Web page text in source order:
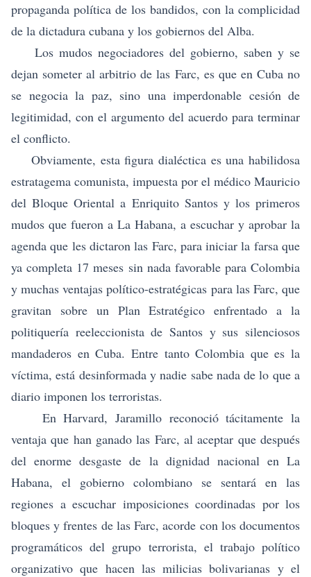
propaganda política de los bandidos, con la complicidad
de la dictadura cubana y los gobiernos del Alba.
Los mudos negociadores del gobierno, saben y se
dejan someter al arbitrio de las Farc, es que en Cuba no
se negocia la paz, sino una imperdonable cesión de
legitimidad, con el argumento del acuerdo para terminar
el conflicto.
Obviamente, esta figura dialéctica es una habilidosa
estratagema comunista, impuesta por el médico Mauricio
del Bloque Oriental a Enriquito Santos y los primeros
mudos que fueron a La Habana, a escuchar y aprobar la
agenda que les dictaron las Farc, para iniciar la farsa que
ya completa 17 meses sin nada favorable para Colombia
y muchas ventajas político-estratégicas para las Farc, que
gravitan sobre un Plan Estratégico enfrentado a la
politiquería reeleccionista de Santos y sus silenciosos
mandaderos en Cuba. Entre tanto Colombia que es la
víctima, está desinformada y nadie sabe nada de lo que a
diario imponen los terroristas.
En Harvard, Jaramillo reconoció tácitamente la
ventaja que han ganado las Farc, al aceptar que después
del enorme desgaste de la dignidad nacional en La
Habana, el gobierno colombiano se sentará en las
regiones a escuchar imposiciones coordinadas por los
bloques y frentes de las Farc, acorde con los documentos
programáticos del grupo terrorista, el trabajo político
organizativo que hacen las milicias bolivarianas y el